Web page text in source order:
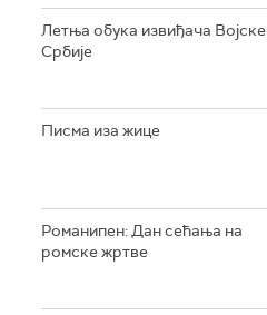
Летња обука извиђача Војске
Србије
Писма иза жице
Романипен: Дан сећања на
ромске жртве